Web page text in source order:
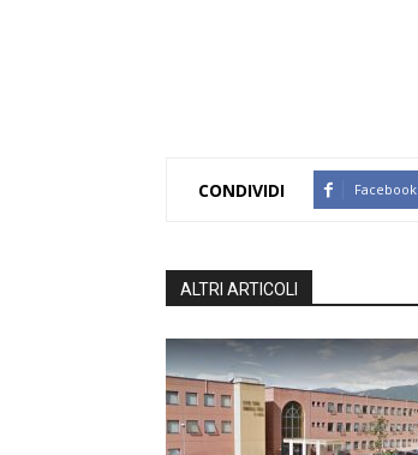
CONDIVIDI Facebook
ALTRI ARTICOLI